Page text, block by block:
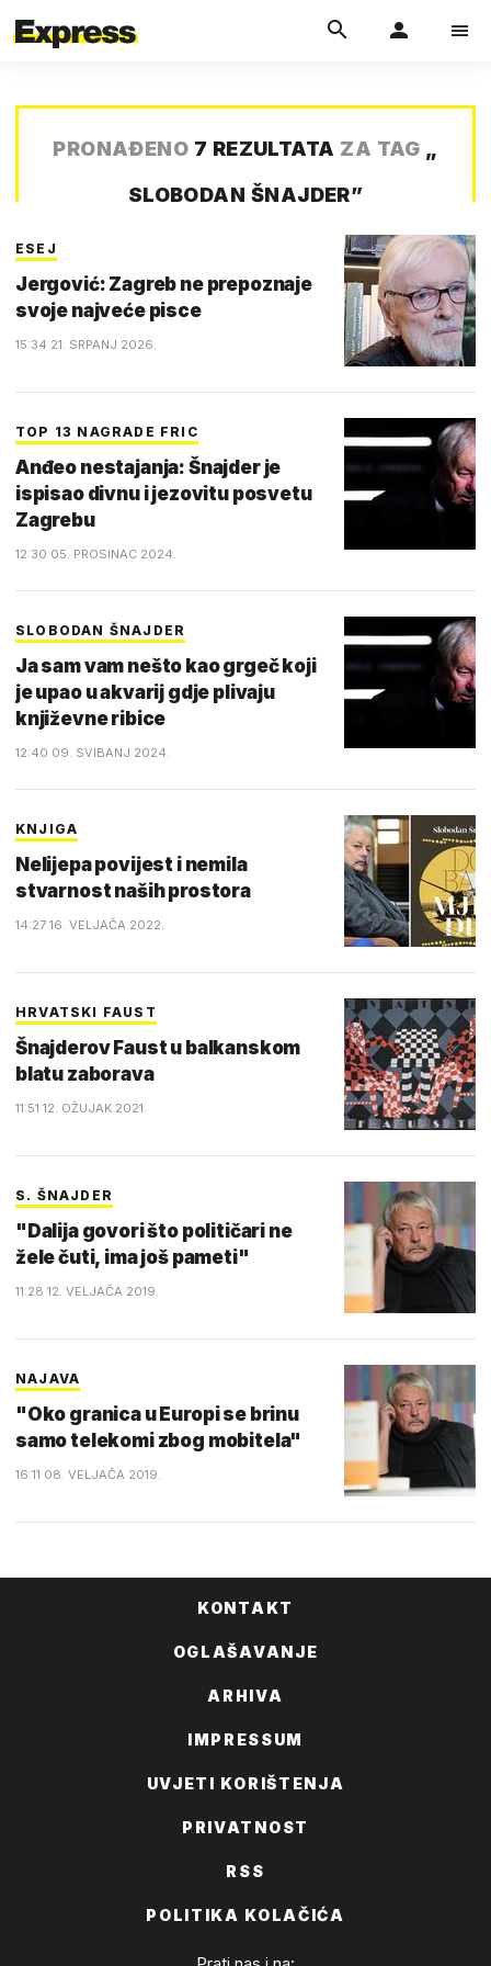
PRONAĐENO 7 REZULTATA ZA TAG „
SLOBODAN ŠNAJDER”
ESEJ
Jergović: Zagreb ne prepoznaje
svoje najveće pisce
15:34 21. SRPANJ 2026.
TOP 13 NAGRADE FRIC
Anđeo nestajanja: Šnajder je
ispisao divnu i jezovitu posvetu
Zagrebu
12:30 05. PROSINAC 2024.
SLOBODAN ŠNAJDER
Ja sam vam nešto kao grgeč koji
je upao u akvarij gdje plivaju
književne ribice
12:40 09. SVIBANJ 2024.
KNJIGA
Nelijepa povijest i nemila
stvarnost naših prostora
14:27 16. VELJAČA 2022.
HRVATSKI FAUST
Šnajderov Faust u balkanskom
blatu zaborava
11:51 12. OŽUJAK 2021.
S. ŠNAJDER
"Dalija govori što političari ne
žele čuti, ima još pameti"
11:28 12. VELJAČA 2019.
NAJAVA
"Oko granica u Europi se brinu
samo telekomi zbog mobitela"
16:11 08. VELJAČA 2019.
KONTAKT
OGLAŠAVANJE
ARHIVA
IMPRESSUM
UVJETI KORIŠTENJA
PRIVATNOST
RSS
POLITIKA KOLAČIĆA